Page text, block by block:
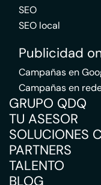
SEO
SEO local
Publicidad
Campañas en
Campañas en
GRUPO QDQ
TU ASESOR
SOLUCIONES
PARTNERS
TALENTO
BLOG